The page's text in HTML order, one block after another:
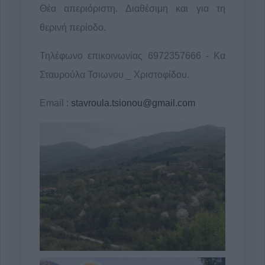
Θέα απεριόριστη. Διαθέσιμη και για τη
θερινή περίοδο.
Τηλέφωνο επικοινωνίας 6972357666 - Κα
Σταυρούλα Τσιωνου _ Χριστοφίδου.
Email : stavroula.tsionou@gmail.com